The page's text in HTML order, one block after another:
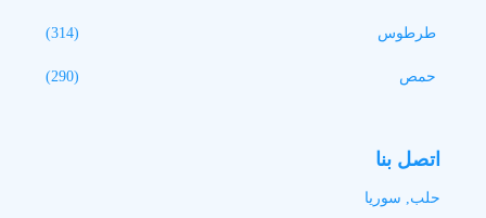
طرطوس (314)
حمص (290)
اتصل بنا
حلب, سوريا